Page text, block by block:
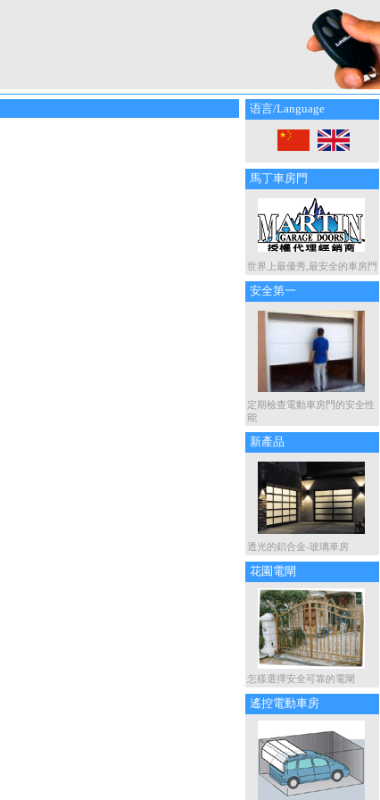
语言/Language
馬丁車房門
世界上最優秀,最安全的車房門
安全第一
定期檢查電動車房門的安全性
能
新產品
透光的鋁合金-玻璃車房
花園電閘
怎樣選擇安全可靠的電閘
遙控電動車房